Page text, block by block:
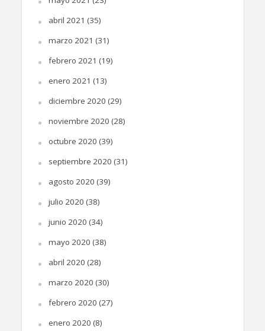
abril 2021 (35)
marzo 2021 (31)
febrero 2021 (19)
enero 2021 (13)
diciembre 2020 (29)
noviembre 2020 (28)
octubre 2020 (39)
septiembre 2020 (31)
agosto 2020 (39)
julio 2020 (38)
junio 2020 (34)
mayo 2020 (38)
abril 2020 (28)
marzo 2020 (30)
febrero 2020 (27)
enero 2020 (8)